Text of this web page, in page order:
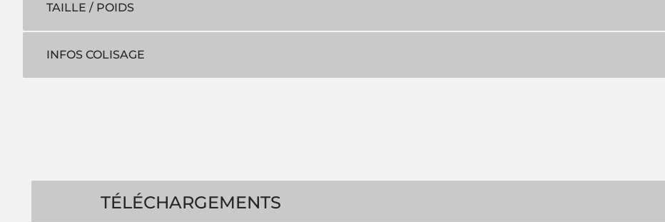
TAILLE / POIDS
INFOS COLISAGE
TÉLÉCHARGEMENTS